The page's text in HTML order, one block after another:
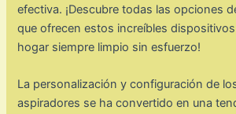
efectiva. ¡Descubre todas las opciones
que ofrecen estos increíbles
hogar siempre limpio sin esfuerzo!
La personalización y configuración de
aspiradores se ha convertido en una